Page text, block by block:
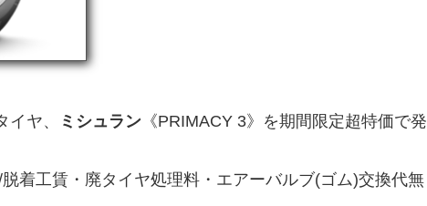
ヤ、 ミシュラン 《PRIMACY 3》を期間限定超特価で発
着工賃・廃タイヤ処理料・エアーバルブ(ゴム)交換代無